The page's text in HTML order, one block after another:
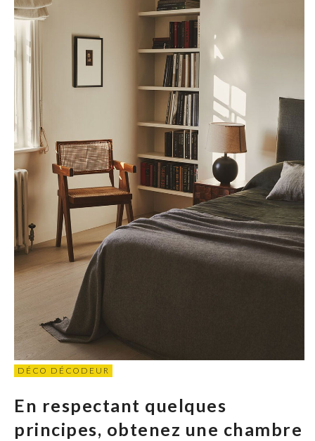
DÉCO DÉCODEUR
En respectant quelques
principes, obtenez une chambre